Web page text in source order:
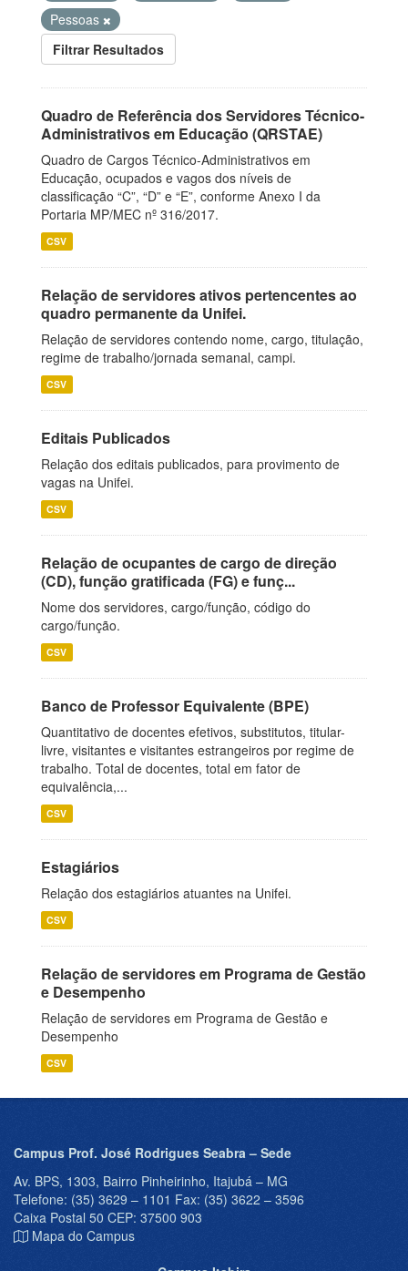
Pessoas
Filtrar Resultados
Quadro de Referência dos Servidores Técnico-
Administrativos em Educação (QRSTAE)
Quadro de Cargos Técnico-Administrativos em
Educação, ocupados e vagos dos níveis de
classificação “C”, “D” e “E”, conforme Anexo I da
Portaria MP/MEC nº 316/2017.
CSV
Relação de servidores ativos pertencentes ao
quadro permanente da Unifei.
Relação de servidores contendo nome, cargo, titulação,
regime de trabalho/jornada semanal, campi.
CSV
Editais Publicados
Relação dos editais publicados, para provimento de
vagas na Unifei.
CSV
Relação de ocupantes de cargo de direção
(CD), função gratificada (FG) e funç...
Nome dos servidores, cargo/função, código do
cargo/função.
CSV
Banco de Professor Equivalente (BPE)
Quantitativo de docentes efetivos, substitutos, titular-
livre, visitantes e visitantes estrangeiros por regime de
trabalho. Total de docentes, total em fator de
equivalência,...
CSV
Estagiários
Relação dos estagiários atuantes na Unifei.
CSV
Relação de servidores em Programa de Gestão
e Desempenho
Relação de servidores em Programa de Gestão e
Desempenho
CSV
Campus Prof. José Rodrigues Seabra – Sede
Av. BPS, 1303, Bairro Pinheirinho, Itajubá – MG
Telefone: (35) 3629 – 1101 Fax: (35) 3622 – 3596
Caixa Postal 50 CEP: 37500 903
Mapa do Campus